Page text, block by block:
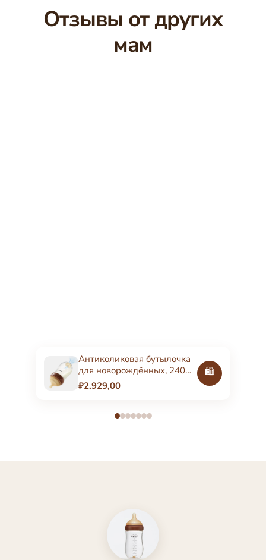
Отзывы от других
мам
Антиколиковая бутылочка
для новорождённых, 240
мл, стеклянная
₽2.929,00
🛍️